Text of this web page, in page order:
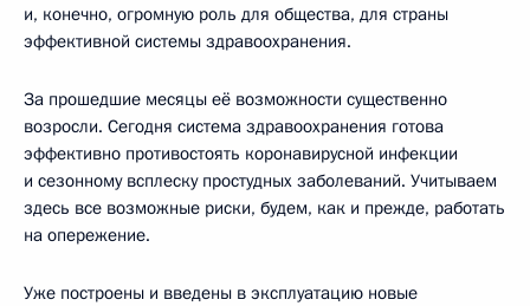
и, конечно, огромную роль для общества, для страны
эффективной системы здравоохранения.
За прошедшие месяцы её возможности существенно
возросли. Сегодня система здравоохранения готова
эффективно противостоять коронавирусной инфекции
и сезонному всплеску простудных заболеваний. Учитываем
здесь все возможные риски, будем, как и прежде, работать
на опережение.
Уже построены и введены в эксплуатацию новые